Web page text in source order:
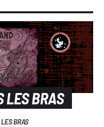
LES BRAS
BRAS